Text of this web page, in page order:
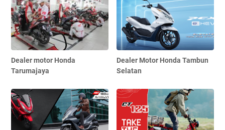
Dealer motor Honda
Tarumajaya
Dealer Motor Honda Tambun
Selatan